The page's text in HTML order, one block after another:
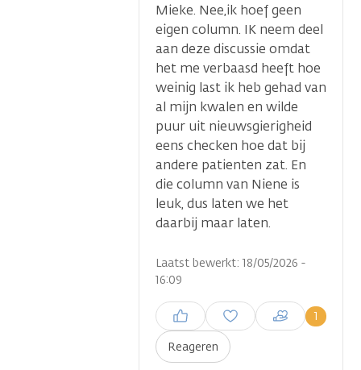
Mieke. Nee,ik hoef geen
eigen column. IK neem deel
aan deze discussie omdat
het me verbaasd heeft hoe
weinig last ik heb gehad van
al mijn kwalen en wilde
puur uit nieuwsgierigheid
eens checken hoe dat bij
andere patienten zat. En
die column van Niene is
leuk, dus laten we het
daarbij maar laten.
Laatst bewerkt: 18/05/2026 -
16:09
Reageren
1
Inloggen om een reactie te
plaatsen